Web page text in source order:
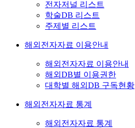
전자저널 리스트
학술DB 리스트
주제별 리스트
해외전자자료 이용안내
해외전자자료 이용안내
해외DB별 이용권한
대학별 해외DB 구독현황
해외전자자료 통계
해외전자자료 통계